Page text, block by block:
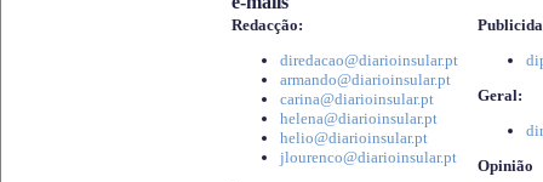
Redacção:
diredacao@diarioinsular.pt
armando@diarioinsular.pt
carina@diarioinsular.pt
helena@diarioinsular.pt
helio@diarioinsular.pt
jlourenco@diarioinsular.pt
Geral:
Opinião